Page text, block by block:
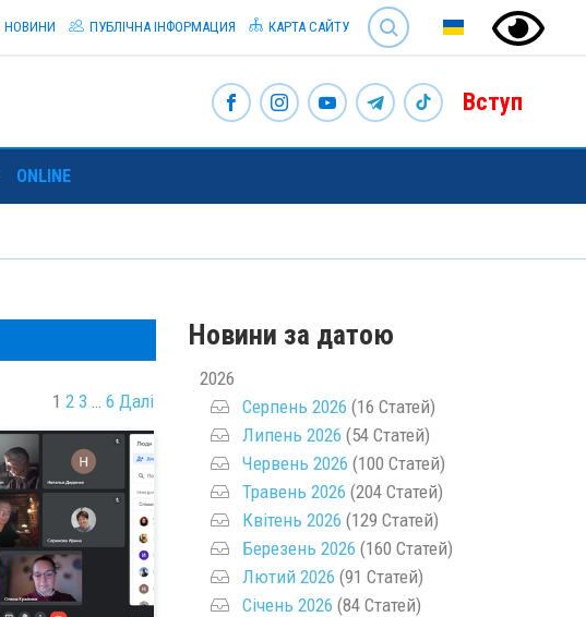
SEARCH
НОВИНИ ПУБЛІЧНА ІНФОРМАЦИЯ КАРТА САЙТУ
Вступ
ONLINE
1 2 3 … 6 Далі
Новини за датою
2026
Серпень 2026 (16 Статей)
Липень 2026 (54 Статей)
Червень 2026 (100 Статей)
Травень 2026 (204 Статей)
Квітень 2026 (129 Статей)
Березень 2026 (160 Статей)
Лютий 2026 (91 Статей)
Січень 2026 (84 Статей)